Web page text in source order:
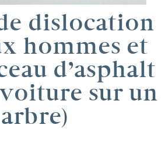
dislocation
hommes et
d’asphalt
sur un
arbre)